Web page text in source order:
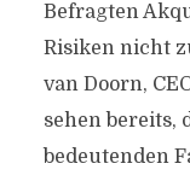
Befragten
Risiken nicht
van Doorn,
sehen bereits,
bedeutenden